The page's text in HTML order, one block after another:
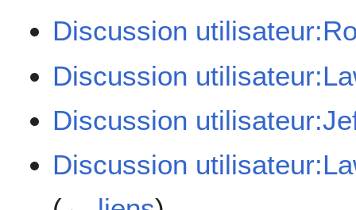
Discussion
Discussion
Discussion
Discussion